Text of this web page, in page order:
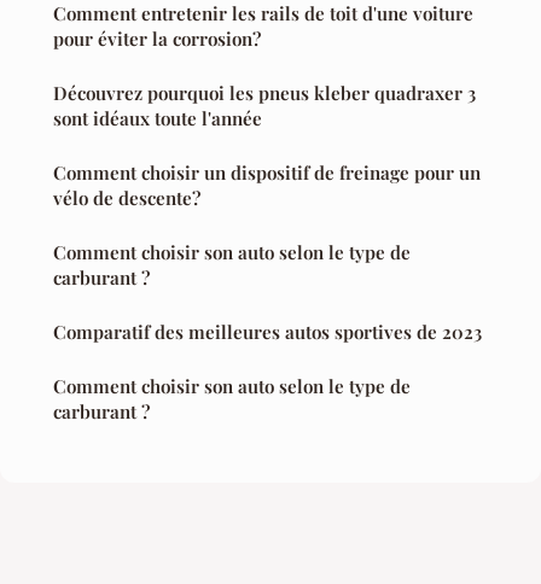
Comment entretenir les rails de toit d'une voiture
pour éviter la corrosion?
Découvrez pourquoi les pneus kleber quadraxer 3
sont idéaux toute l'année
Comment choisir un dispositif de freinage pour un
vélo de descente?
Comment choisir son auto selon le type de
carburant ?
Comparatif des meilleures autos sportives de 2023
Comment choisir son auto selon le type de
carburant ?